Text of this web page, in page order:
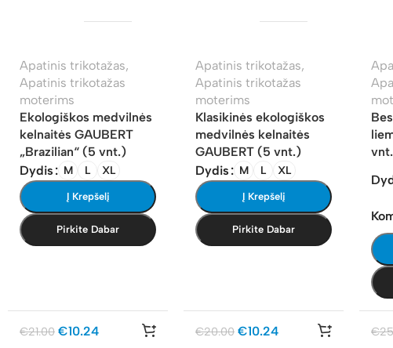
Apatinis trikotažas,
Apatinis trikotažas
moterims
Ekologiškos medvilnės
kelnaitės GAUBERT
„Brazilian“ (5 vnt.)
Dydis
M L XL
Į Krepšelį
Pirkite Dabar
€21.00 €10.24
Apatinis trikotažas,
Apatinis trikotažas
moterims
Klasikinės ekologiškos
medvilnės kelnaitės
GAUBERT (5 vnt.)
Dydis
M L XL
Į Krepšelį
Pirkite Dabar
€20.00 €10.24 €